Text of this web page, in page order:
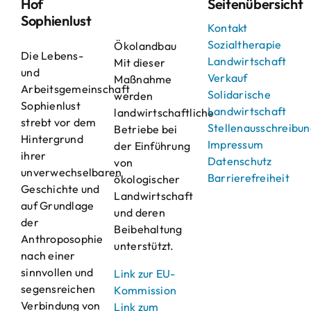
Hof
Sophienlust
Die Lebens-
und
Arbeitsgemeinschaft
Sophienlust
strebt vor dem
Hintergrund
ihrer
unverwechselbaren
Geschichte und
auf Grundlage
der
Anthroposophie
nach einer
sinnvollen und
segensreichen
Verbindung von
Ökolandbau
Mit dieser
Maßnahme
werden
landwirtschaftliche
Betriebe bei
der Einführung
von
ökologischer
Landwirtschaft
und deren
Beibehaltung
unterstützt.
Link zur EU-
Kommission
Link zum
Seitenübersicht
Kontakt
Sozialtherapie
Landwirtschaft
Verkauf
Solidarische
Landwirtschaft
Impressum
Datenschutz
Barrierefreiheit